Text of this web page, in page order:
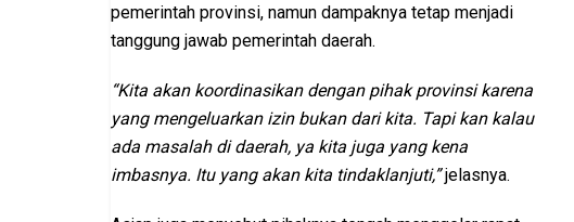
pemerintah provinsi, namun dampaknya tetap menjadi
tanggung jawab pemerintah daerah.
“Kita akan koordinasikan dengan pihak provinsi karena
yang mengeluarkan izin bukan dari kita. Tapi kan kalau
ada masalah di daerah, ya kita juga yang kena
imbasnya. Itu yang akan kita tindaklanjuti,”jelasnya.